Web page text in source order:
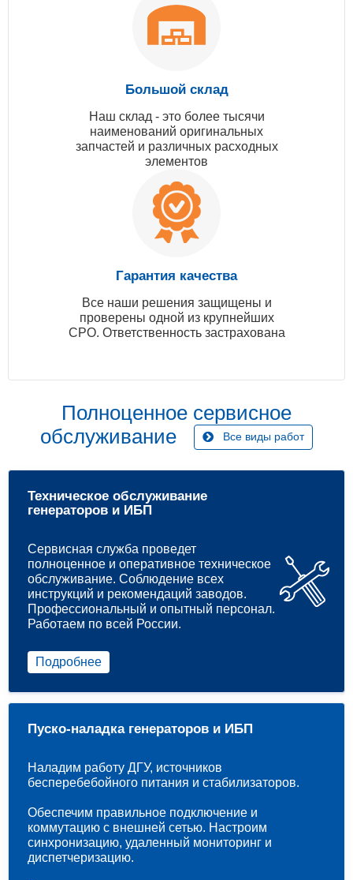
Большой склад
Наш склад - это более тысячи
наименований оригинальных
запчастей и различных расходных
элементов
Гарантия качества
Все наши решения защищены и
проверены одной из крупнейших
СРО. Ответственность застрахована
Полноценное сервисное
обслуживание
Все виды работ
Техническое обслуживание
генераторов и ИБП
Сервисная служба проведет
полноценное и оперативное техническое
обслуживание. Соблюдение всех
инструкций и рекомендаций заводов.
Профессиональный и опытный персонал.
Работаем по всей России.
Подробнее
Пуско-наладка генераторов и ИБП
Наладим работу ДГУ, источников
бесперебебойного питания и стабилизаторов.
Обеспечим правильное подключение и
коммутацию с внешней сетью. Настроим
синхронизацию, удаленный мониторинг и
диспетчеризацию.